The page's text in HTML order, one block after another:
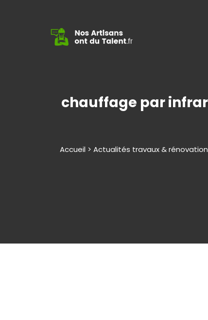
chauffage par
Accueil > Actualités travaux &